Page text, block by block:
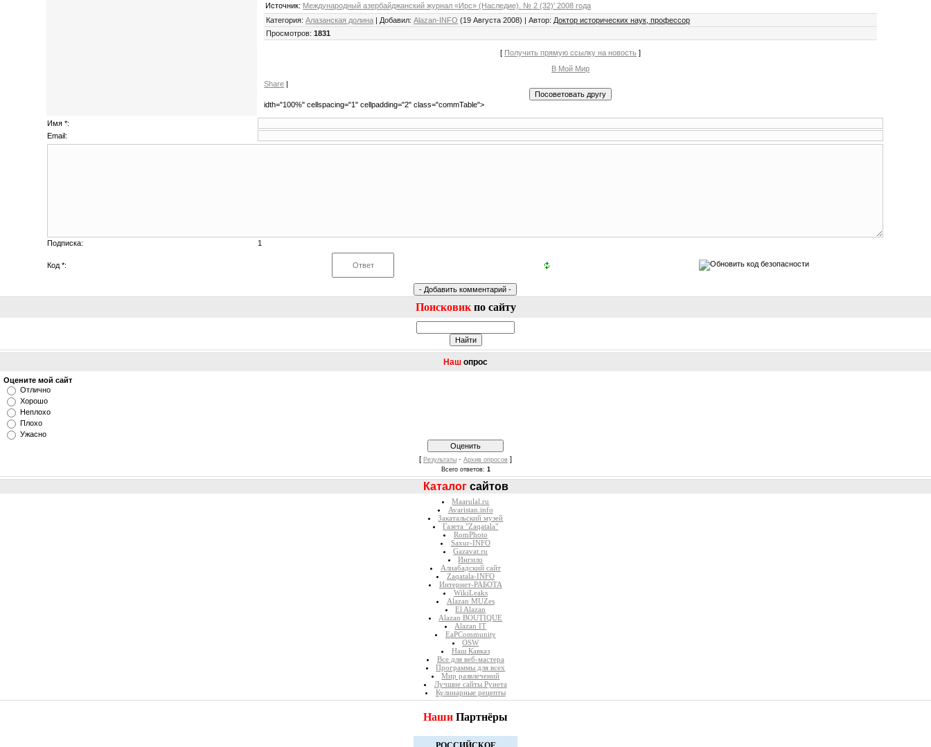
Источник: Международный азербайджанский журнал «Ирс» (Наследие). № 2 (32)' 2008 года
Категория:Алазанская долина | Добавил:Alazan-INFO (19 Августа 2008) |Автор: Доктор исторических наук, профессор
Просмотров:1831
[ Получить прямую ссылку на новость ]
В Мой Мир
Share
idth="100%" cellspacing="1" cellpadding="2" class="commTable">
Имя *:
Email:
Подписка: 1
Код *:
Поисковик по сайту
Наш опрос
Оцените мой сайт
Отлично
Хорошо
Неплохо
Плохо
Ужасно
[ Результаты · Архив опросов ]
Всего ответов: 1
Каталог сайтов
Maarulal.ru
Avaristan.info
Закатальский музей
Газета "Zaqatala"
RomPhoto
Saxur-INFO
Gazavat.ru
Ингило
Алиабадский сайт
Zaqatala-INFO
Интернет-РАБОТА
WikiLeaks
Alazan MUZes
El Alazan
Alazan BOUTIQUE
Alazan IT
EaPCommunity
OSW
Наш Кавказ
Все для веб-мастера
Программы для всех
Мир развлечений
Лучшие сайты Рунета
Кулинарные рецепты
Наши Партнёры